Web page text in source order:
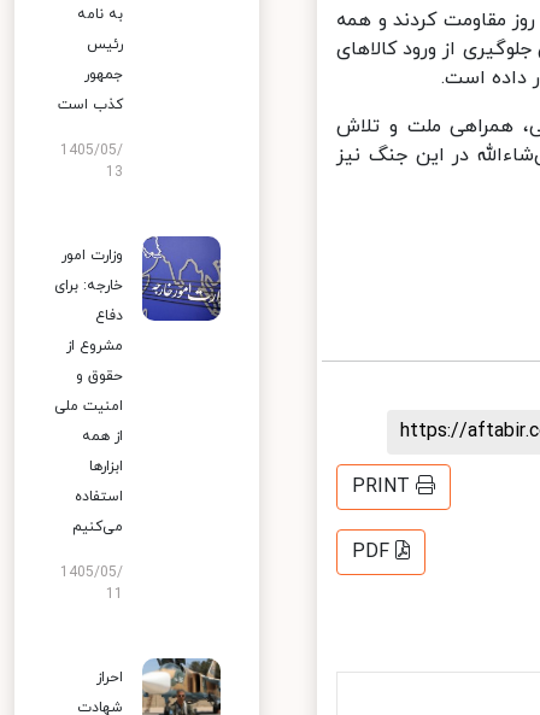
آمریکایی‌ها به دنبال آن هستند که از مردمی که نزدیک به ۹۰ روز مقاومت کردند و همه
از ورود کالاهای
است.
همراهی ملت و تلاش
در این جنگ نیز
https://
PRINT
PDF
به نامه
رئیس
جمهور
کذب است
1405/05/
13
وزارت امور
خارجه: برای
دفاع
مشروع از
حقوق و
امنیت ملی
از همه
ابزارها
استفاده
می‌کنیم
1405/05/
احراز
شهادت